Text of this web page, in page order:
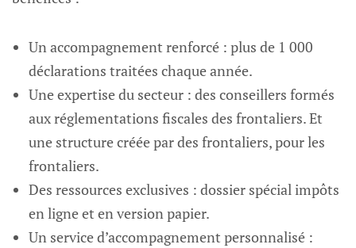
Un accompagnement renforcé : plus de 1 000
déclarations traitées chaque année.
Une expertise du secteur : des conseillers formés
aux réglementations fiscales des frontaliers. Et
une structure créée par des frontaliers, pour les
frontaliers.
Des ressources exclusives : dossier spécial impôts
en ligne et en version papier.
Un service d’accompagnement personnalisé :